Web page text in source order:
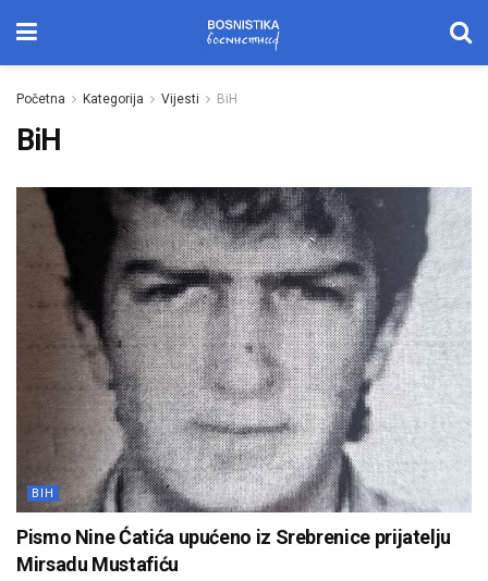
Početna Kategorija Vijesti BiH
BiH
BIH
Pismo Nine Ćatića upućeno iz Srebrenice prijatelju
Mirsadu Mustafiću